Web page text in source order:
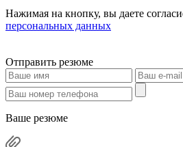
Нажимая на кнопку, вы даете
персональных данных
Отправить резюме
Ваше резюме